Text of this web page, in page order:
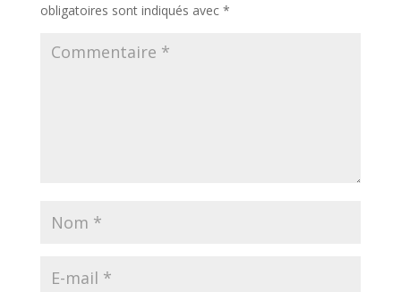
obligatoires sont indiqués avec *